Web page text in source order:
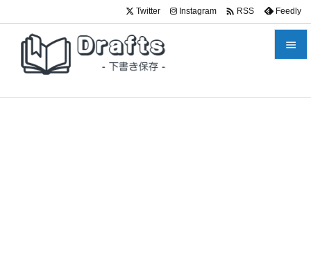

Twitter Instagram  RSS Feedly